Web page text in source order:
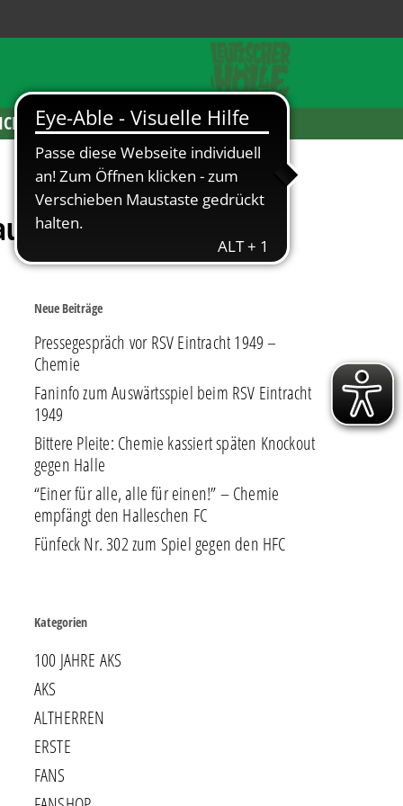
Neue Beiträge
Pressegespräch vor RSV Eintracht 1949 –
Chemie
Faninfo zum Auswärtsspiel beim RSV Eintracht
1949
Bittere Pleite: Chemie kassiert späten Knockout
gegen Halle
“Einer für alle, alle für einen!” – Chemie
empfängt den Halleschen FC
Fünfeck Nr. 302 zum Spiel gegen den HFC
Kategorien
100 JAHRE AKS
AKS
ALTHERREN
ERSTE
FANS